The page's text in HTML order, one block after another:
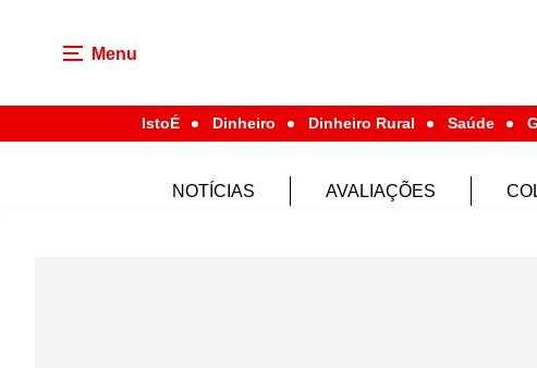
Menu
IstoÉ Dinheiro Dinheiro Rural Saúde
NOTÍCIAS AVALIAÇÕES